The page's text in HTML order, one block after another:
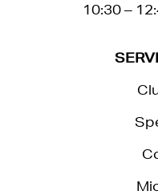
10:30 –